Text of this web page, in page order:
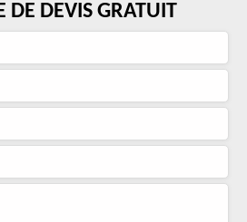
DE DEVIS GRATUIT